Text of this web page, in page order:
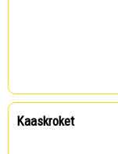
Kaaskroket